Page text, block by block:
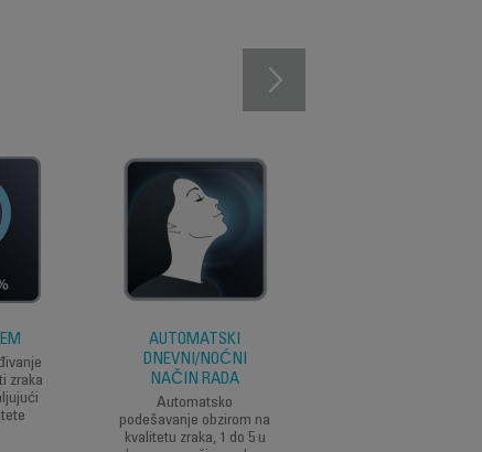
zraka
AUTOMATSKI
DNEVNI/NOĆNI
NAČIN RADA
Automatsko
podešavanje obzirom na
kvalitetu zraka, 1 do 5 u